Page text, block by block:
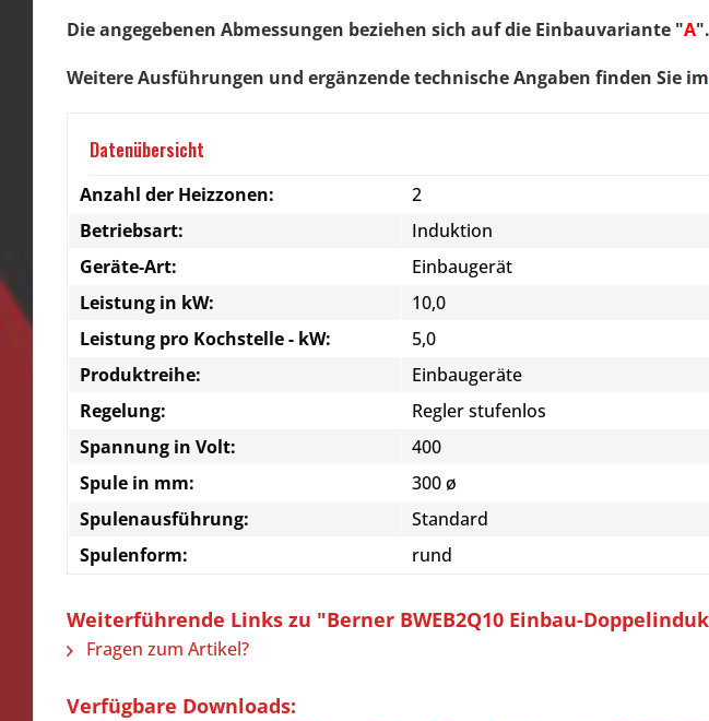
Die angegebenen Abmessungen beziehen sich auf die Einbauvariante "A".
Weitere Ausführungen und ergänzende technische Angaben finden Sie im
Datenübersicht
Anzahl der Heizzonen:
2
Betriebsart:
Induktion
Geräte-Art:
Einbaugerät
Leistung in kW:
10,0
Leistung pro Kochstelle - kW:
5,0
Produktreihe:
Einbaugeräte
Regelung:
Regler stufenlos
Spannung in Volt:
400
Spule in mm:
300 ø
Spulenausführung:
Standard
Spulenform:
rund
Weiterführende Links zu "Berner BWEB2Q10 Einbau-
Fragen zum Artikel?
Verfügbare Downloads: